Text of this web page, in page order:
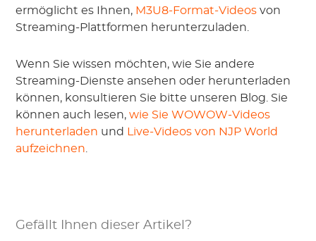
ermöglicht es Ihnen, M3U8-Format-Videos von
Streaming-Plattformen herunterzuladen.
Wenn Sie wissen möchten, wie Sie andere
Streaming-Dienste ansehen oder herunterladen
können, konsultieren Sie bitte unseren Blog. Sie
können auch lesen,wie Sie WOWOW-Videos
herunterladen und
Live-Videos von NJP World
aufzeichnen
Gefällt Ihnen dieser Artikel?